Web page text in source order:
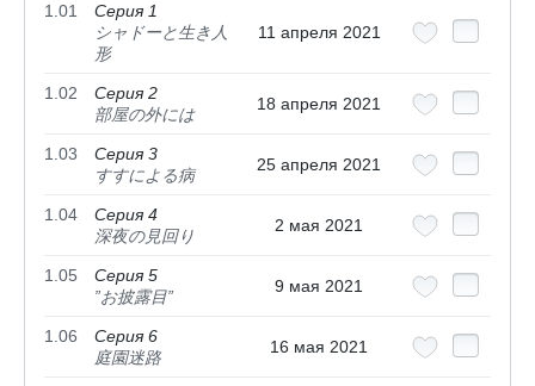
1.01
Серия 1
シャドーと生き人
形
11 апреля 2021
1.02
Серия 2
部屋の外には
18 апреля 2021
1.03
Серия 3
すすによる病
25 апреля 2021
1.04
Серия 4
深夜の見回り
2 мая 2021
1.05
Серия 5
”お披露目”
9 мая 2021
1.06
Серия 6
庭園迷路
16 мая 2021